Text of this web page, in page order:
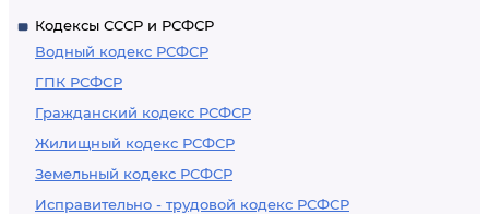
Кодексы СССР и РСФСР
Водный кодекс РСФСР
ГПК РСФСР
Гражданский кодекс РСФСР
Жилищный кодекс РСФСР
Земельный кодекс РСФСР
Исправительно - трудовой кодекс РСФСР